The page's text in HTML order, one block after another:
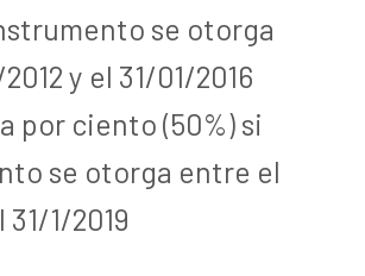
se otorga
y el 31/01/2016
por ciento (50%) si
se otorga entre el
31/1/2019